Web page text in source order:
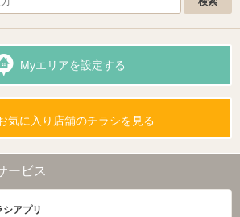
Myエリアを設定する
気に入り店舗のチラシを見る
ービス
シアプリ